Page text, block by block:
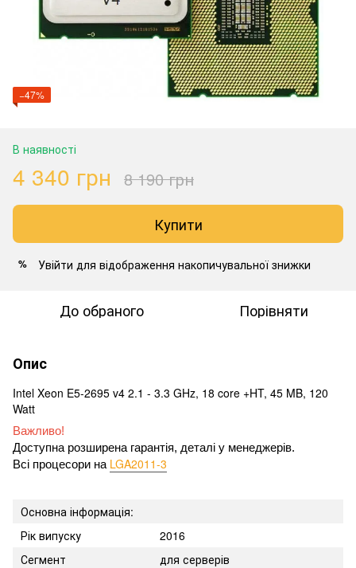
−47%
В наявності
4 340 грн 8 190 грн
Купити
% Увійти для відображення накопичувальної знижки
До обраного Порівняти
Опис
Intel Xeon E5-2695 v4 2.1 - 3.3 GHz, 18 core +HT, 45 MB, 120
Watt
Важливо!
Доступна розширена гарантія, деталі у менеджерів.
Всі процесори на LGA2011-3
Основна інформація:
Рік випуску
2016
Сегмент
для серверів